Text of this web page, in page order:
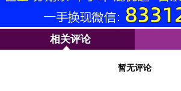
相关评论
暂无评论